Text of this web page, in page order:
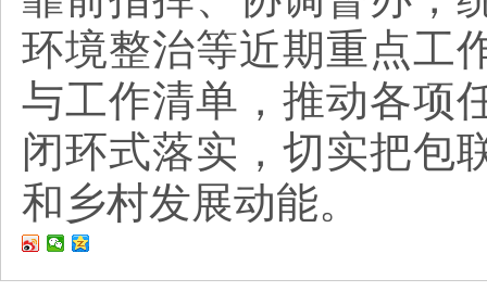
环境整治等近期重点工
与工作清单，推动各项
闭环式落实，切实把包
和乡村发展动能。